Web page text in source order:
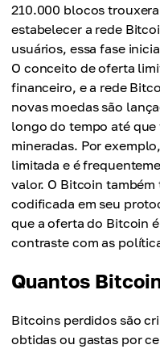
210.000 blocos
estabelecer a rede
usuários, essa fase
O conceito de oferta
financeiro, e a rede
novas moedas são
longo do tempo até que
mineradas. Por
limitada e é
valor. O Bitcoin
codificada em seu
que a oferta do Bitcoin
contraste com as
Quantos
Bitcoins perdidos são
obtidas ou gastas por